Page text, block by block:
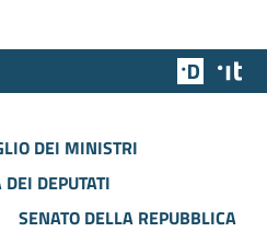
Team
DEI MINISTRI
DEPUTATI
SENATO DELLA REPUBBLICA